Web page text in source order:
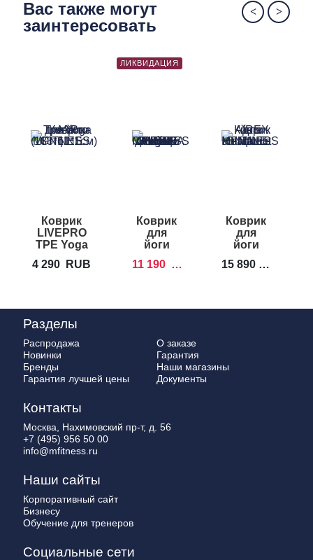
Block
Block
Вас также могут
заинтересовать
Коврик
LIVEPRO
TPE Yoga
4 290 RUB
ЛИКВИДАЦИЯ
Коврик
для
йоги
CALYANA
11 190 RUB
Коврик
для
йоги
Heartbeat
15 890
RUB
Разделы
Распродажа
Новинки
Бренды
Гарантия лучшей цены
О заказе
Гарантия
Наши магазины
Документы
Контакты
Москва, Нахимовский пр-т, д. 56
+7 (495) 956 50 00
info@mfitness.ru
Наши сайты
Корпоративный сайт
Бизнесу
Обучение для тренеров
Социальные сети